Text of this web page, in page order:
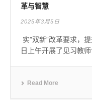
革与智慧
2025年3月5日
实”双新”改革要求，
日上午开展了见习教
Read More